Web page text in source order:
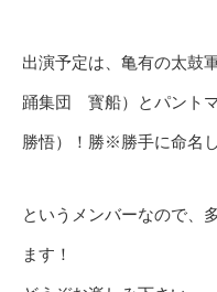
出演予定は、亀有の太鼓
踊集団 寳船）とパント
勝悟）！勝※勝手に命名
というメンバーなので、
ます！